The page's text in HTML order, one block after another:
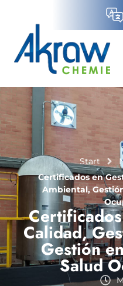
Start
Certificados en
Ambiental,
Calidad,
Gestión
Salud